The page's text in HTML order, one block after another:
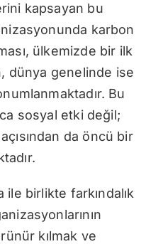
kapsayan bu
karbon
ülkemizde bir ilk
dünya genelinde ise
Bu
sosyal etki değil;
da öncü bir
ile birlikte farkındalık
kılmak ve